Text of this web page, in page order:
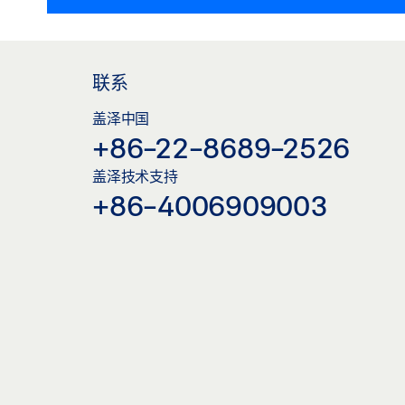
联系
盖泽中国
+86-22-8689-2526
盖泽技术支持
+86-4006909003